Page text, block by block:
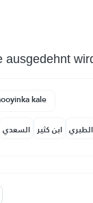
ausgedehnt
kale
السعدي ابن كثير الطبري